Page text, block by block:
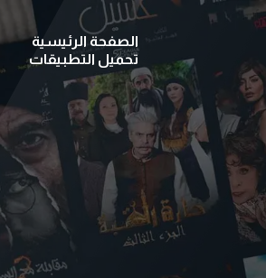
الصفحة الرئيسية
تحميل التطبيقات